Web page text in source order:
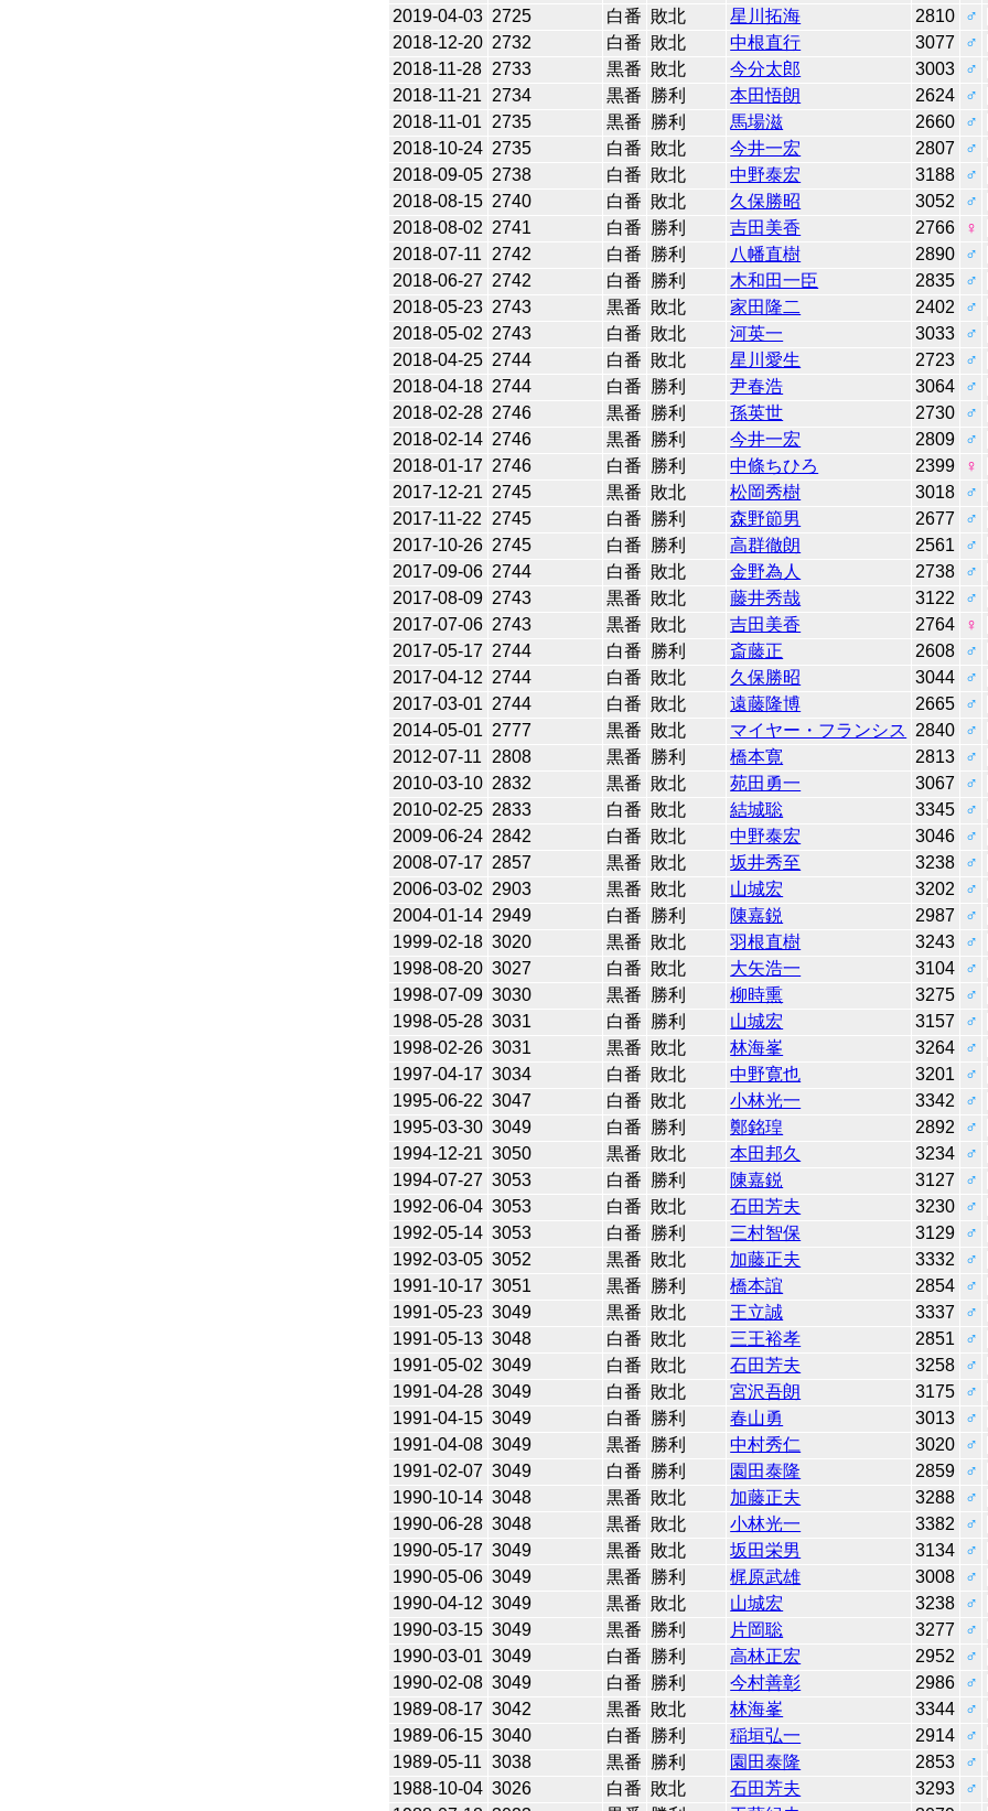
2019-04-03 2725 白番 敗北 星川拓海 2810
♂
2018-12-20 2732 白番 敗北 中根直行 3077
♂
2018-11-28 2733 黒番 敗北 今分太郎 3003
♂
2018-11-21
2734 黒番 勝利 本田悟朗 2624
♂
2018-11-01
2735 黒番 勝利 馬場滋 2660
♂
2018-10-24 2735 白番 敗北 今井一宏 2807
♂
2018-09-05 2738 白番 敗北 中野泰宏 3188
♂
2018-08-15 2740 白番 敗北 久保勝昭 3052
♂
2018-08-02 2741 白番 勝利 吉田美香 2766
♀
2018-07-11
2742 白番 勝利 八幡直樹 2890
♂
2018-06-27 2742 白番 勝利 木和田一臣 2835
♂
2018-05-23 2743 黒番 敗北 家田隆二 2402
♂
2018-05-02 2743 白番 敗北 河英一 3033
♂
2018-04-25 2744 白番 敗北 星川愛生 2723
♂
2018-04-18 2744 白番 勝利 尹春浩 3064
♂
2018-02-28 2746 黒番 勝利 孫英世 2730
♂
2018-02-14 2746 黒番 勝利 今井一宏 2809
♂
2018-01-17 2746 白番 勝利 中條ちひろ 2399
♀
2017-12-21 2745 黒番 敗北 松岡秀樹 3018
♂
2017-11-22
2745 白番 勝利 森野節男 2677
♂
2017-10-26 2745 白番 勝利 高群徹朗 2561
♂
2017-09-06 2744 白番 敗北 金野為人 2738
♂
2017-08-09 2743 黒番 敗北 藤井秀哉 3122
♂
2017-07-06 2743 黒番 敗北 吉田美香 2764
♀
2017-05-17 2744 白番 勝利 斎藤正 2608
♂
2017-04-12 2744 白番 敗北 久保勝昭 3044
♂
2017-03-01 2744 白番 敗北 遠藤隆博 2665
♂
2014-05-01 2777 黒番 敗北 マイヤー・フランシス 2840
♂
2012-07-11
2808 黒番 勝利 橋本寛 2813
♂
2010-03-10 2832 黒番 敗北 苑田勇一 3067
♂
2010-02-25 2833 白番 敗北 結城聡 3345
♂
2009-06-24 2842 白番 敗北 中野泰宏 3046
♂
2008-07-17 2857 黒番 敗北 坂井秀至 3238
♂
2006-03-02 2903 黒番 敗北 山城宏 3202
♂
2004-01-14 2949 白番 勝利 陳嘉鋭 2987
♂
1999-02-18 3020 黒番 敗北 羽根直樹 3243
♂
1998-08-20 3027 白番 敗北 大矢浩一 3104
♂
1998-07-09 3030 黒番 勝利 柳時熏 3275
♂
1998-05-28 3031 白番 勝利 山城宏 3157
♂
1998-02-26 3031 黒番 敗北 林海峯 3264
♂
1997-04-17 3034 白番 敗北 中野寛也 3201
♂
1995-06-22 3047 白番 敗北 小林光一 3342
♂
1995-03-30 3049 白番 勝利 鄭銘瑝 2892
♂
1994-12-21 3050 黒番 敗北 本田邦久 3234
♂
1994-07-27 3053 白番 勝利 陳嘉鋭 3127
♂
1992-06-04 3053 白番 敗北 石田芳夫 3230
♂
1992-05-14 3053 白番 勝利 三村智保 3129
♂
1992-03-05 3052 黒番 敗北 加藤正夫 3332
♂
1991-10-17 3051 黒番 勝利 橋本誼 2854
♂
1991-05-23 3049 黒番 敗北 王立誠 3337
♂
1991-05-13 3048 白番 敗北 三王裕孝 2851
♂
1991-05-02 3049 白番 敗北 石田芳夫 3258
♂
1991-04-28 3049 白番 敗北 宮沢吾朗 3175
♂
1991-04-15 3049 白番 勝利 春山勇 3013
♂
1991-04-08 3049 黒番 勝利 中村秀仁 3020
♂
1991-02-07 3049 白番 勝利 園田泰隆 2859
♂
1990-10-14 3048 黒番 敗北 加藤正夫 3288
♂
1990-06-28 3048 黒番 敗北 小林光一 3382
♂
1990-05-17 3049 黒番 敗北 坂田栄男 3134
♂
1990-05-06 3049 黒番 勝利 梶原武雄 3008
♂
1990-04-12 3049 黒番 敗北 山城宏 3238
♂
1990-03-15 3049 黒番 勝利 片岡聡 3277
♂
1990-03-01 3049 白番 勝利 高林正宏 2952
♂
1990-02-08 3049 白番 勝利 今村善彰 2986
♂
1989-08-17 3042 黒番 敗北 林海峯 3344
♂
1989-06-15 3040 白番 勝利 稲垣弘一 2914
♂
1989-05-11 3038 黒番 勝利 園田泰隆 2853
♂
1988-10-04 3026 白番 敗北 石田芳夫 3293
♂